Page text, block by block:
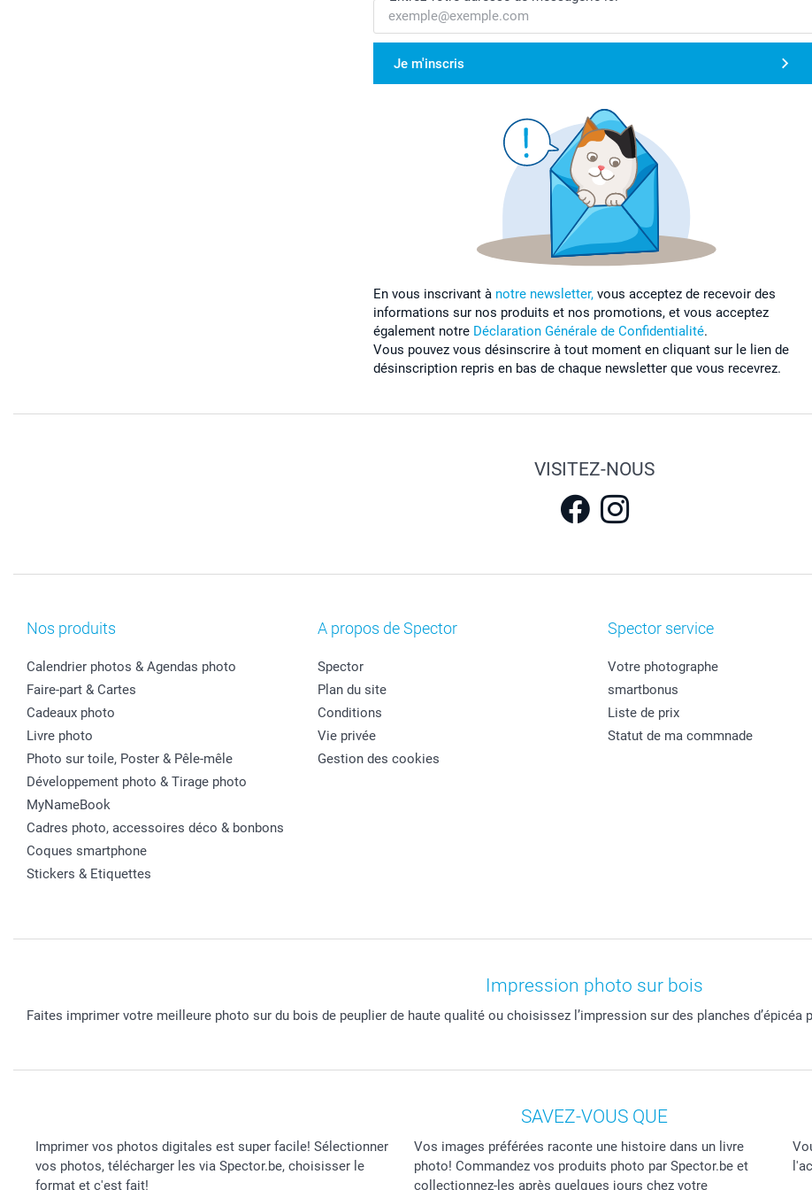
Je m'inscris
En vous inscrivant à notre newsletter, vous acceptez de recevoir des
informations sur nos produits et nos promotions, et vous acceptez
également notre Déclaration Générale de Confidentialité.
Vous pouvez vous désinscrire à tout moment en cliquant sur le lien de
désinscription repris en bas de chaque newsletter que vous recevrez.
VISITEZ-NOUS
Nos produits
Calendrier photos & Agendas photo
Faire-part & Cartes
Cadeaux photo
Livre photo
Photo sur toile, Poster & Pêle-mêle
Développement photo & Tirage photo
MyNameBook
Cadres photo, accessoires déco & bonbons
Coques smartphone
Stickers & Etiquettes
A propos de Spector
Spector
Plan du site
Conditions
Vie privée
Gestion des cookies
Spector service
Votre photographe
smartbonus
Liste de prix
Statut de ma commnade
Impression photo sur bois
Faites imprimer votre meilleure photo sur du bois de peuplier de haute qualité ou choisissez l’impression sur des planches d’épicéa
SAVEZ-VOUS QUE
Imprimer vos photos digitales est super facile! Sélectionner
vos photos, télécharger les via Spector.be, choisisser le
format et c'est fait!
Vos images préférées raconte une histoire dans un livre
photo! Commandez vos produits photo par Spector.be et
collectionnez-les après quelques jours chez votre